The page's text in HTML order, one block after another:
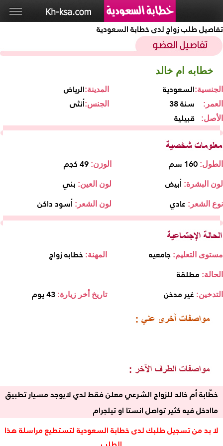
تفاصيل طلب زواج لدى خطابة السعودية
خطابه ام خالد
الرياضالمدينة: السعوديةالجنسية:
أنثىالجنس: 38 سنة العمر:
قبيلية الأصل:
الوزن: 49 كجم الطول: 160 سم
لون العين: بني لون البشرة: أبيض
لون الشعر: أسود داكن نوع الشعر: عادي
المهنة: خطابه زواج مستوى التعليم: جامعيه
الحالة: مطلقة
تاريخ أخر زيارة: 43 يوم التدخين: غير مدخن
خطّابة أم خالد للزواج الشرعي معلن فقط لدي لايوجد مسيار تطبيق
ماادخل فيه كثير تواصل انستا او تيلجرام
لا بد من تسجيل طلبك لدى خطابة السعودية لتستطيع مراسلة هذا